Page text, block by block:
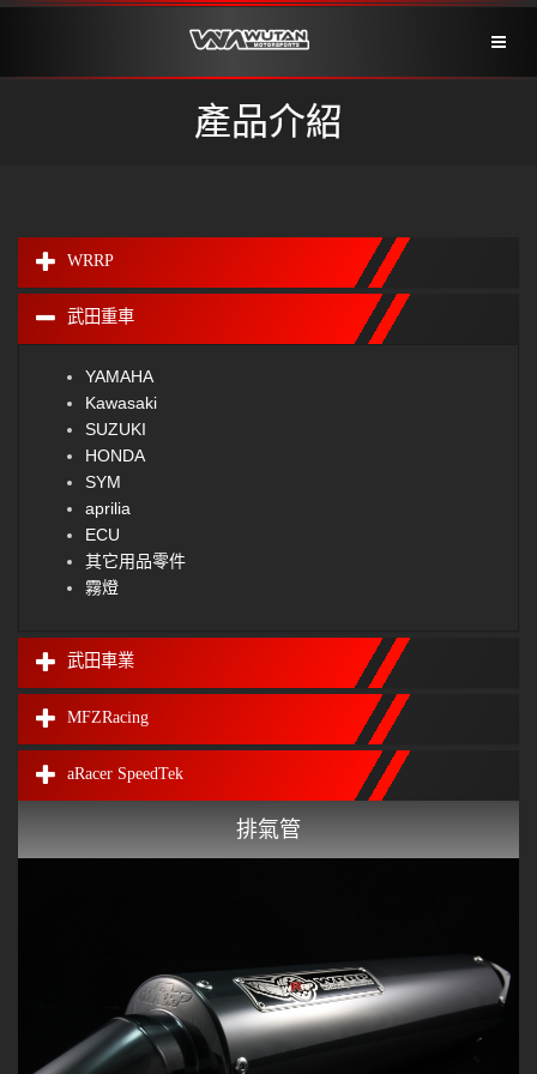
產品介紹
WRRP
武田重車
YAMAHA
Kawasaki
SUZUKI
HONDA
SYM
aprilia
ECU
其它用品零件
霧燈
武田車業
MFZRacing
aRacer SpeedTek
排氣管